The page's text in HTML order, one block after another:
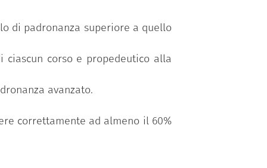
di padronanza superiore a quello
ciascun corso e propedeutico alla
avanzato.
correttamente ad almeno il 60%